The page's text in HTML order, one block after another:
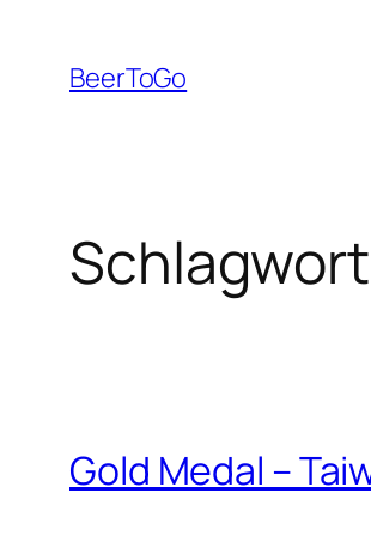
Inhalt
springen
BeerToGo
Gold Medal –